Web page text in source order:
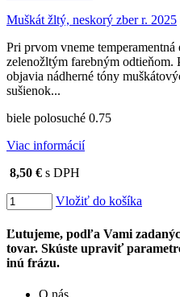
Muškát žltý, neskorý zber r. 2025
Pri prvom vneme
zelenožltým farebným odtieňom.
objavia nádherné tóny
sušienok...
biele polosuché 0.75
Viac informácií
8,50 € s DPH
Vložiť do košíka
Ľutujeme, podľa Vami
tovar. Skúste upraviť
inú frázu.